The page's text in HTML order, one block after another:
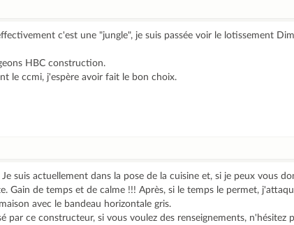
c'est une "jungle", je suis passée voir le lotissement
HBC construction.
le ccmi, j'espère avoir fait le bon choix.
suis actuellement dans la pose de la cuisine et, si je peux vous
Gain de temps et de calme !!! Après, si le temps le permet,
avec le bandeau horizontale gris.
par ce constructeur, si vous voulez des renseignements, n'hésitez